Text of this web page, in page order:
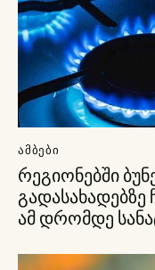
ᲐᲛᲑᲔᲑᲘ
რეგიონებში
გადასახადებზე
ამ დრომდე